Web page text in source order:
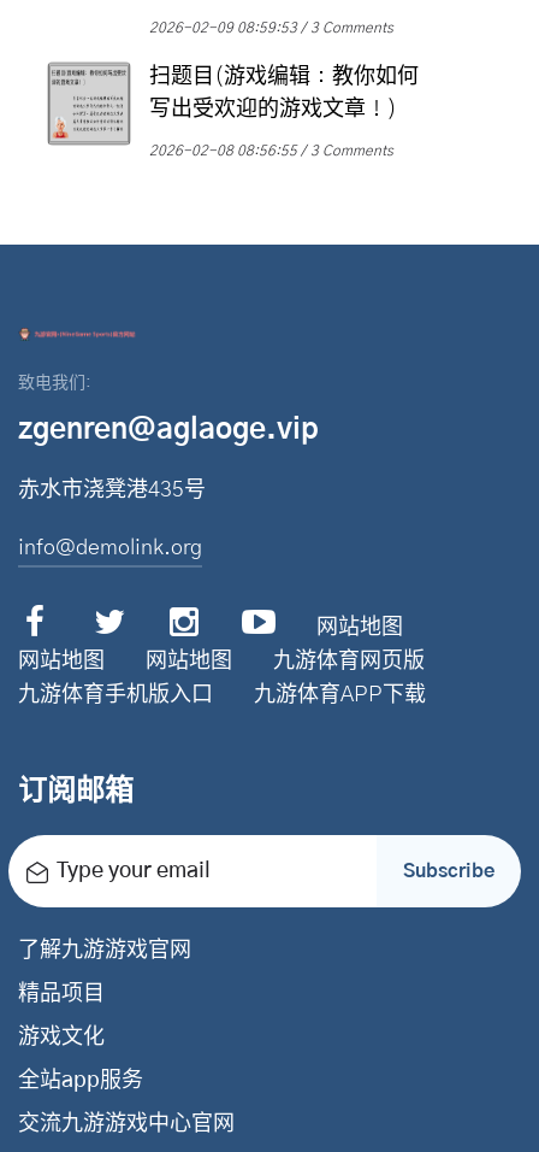
2026-02-09 08:59:53 3 Comments
扫题目(游戏编辑：教你如何
写出受欢迎的游戏文章！)
2026-02-08 08:56:55 3 Comments
致电我们:
zgenren@aglaoge.vip
赤水市浇凳港435号
info@demolink.org
网站地图
网站地图
网站地图
九游体育网页版
九游体育手机版入口
九游体育APP下载
订阅邮箱
Type your email Subscribe
了解九游游戏官网
精品项目
游戏文化
全站app服务
交流九游游戏中心官网